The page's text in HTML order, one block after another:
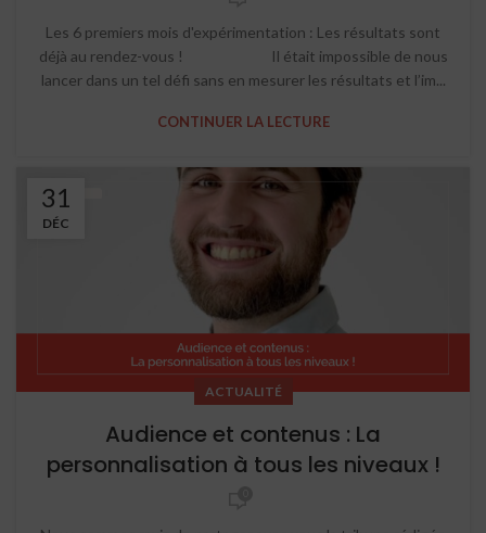
Les 6 premiers mois d'expérimentation : Les résultats sont
déjà au rendez-vous ! Il était impossible de nous
lancer dans un tel défi sans en mesurer les résultats et l’im...
CONTINUER LA LECTURE
31
DÉC
ACTUALITÉ
Audience et contenus : La
personnalisation à tous les niveaux !